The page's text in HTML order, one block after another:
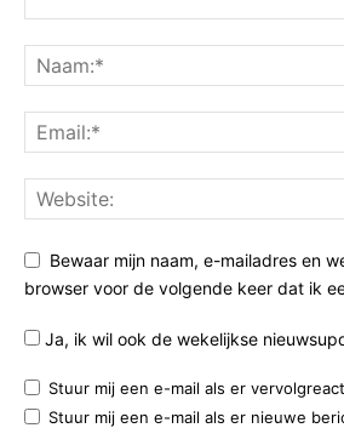
Bewaar mijn naam, e-mailadres en
browser voor de volgende keer dat ik
Ja, ik wil ook de wekelijkse
Stuur mij een e-mail als er
Stuur mij een e-mail als er nieuwe